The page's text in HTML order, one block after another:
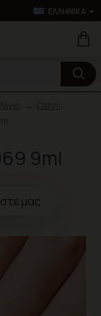
ΕΛΛΗΝΙΚΆ
9ml
μας